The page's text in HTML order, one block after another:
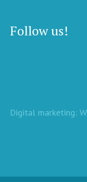
Follow us!
Digital marketing: